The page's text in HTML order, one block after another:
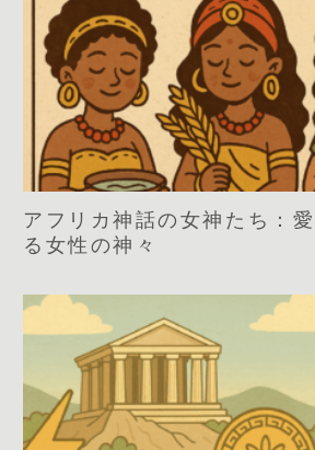
アフリカ神話の女神たち：
る女性の神々